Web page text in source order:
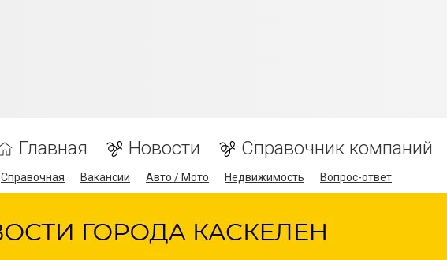
Главная Новости Справочник компаний
Справочная Вакансии Авто / Мото Недвижимость Вопрос-ответ